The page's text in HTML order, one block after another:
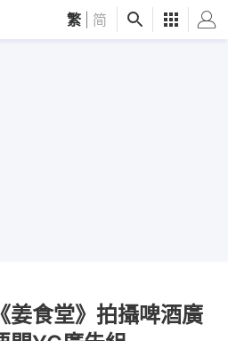
繁 简
姜食堂》拍攝啤酒廣